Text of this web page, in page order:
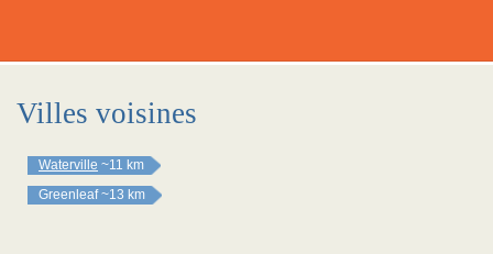
Villes voisines
Waterville ~11 km
Greenleaf ~13 km